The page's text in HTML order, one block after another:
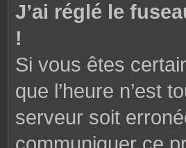
J’ai réglé le
!
Si vous êtes
que l’heure n’est
serveur soit